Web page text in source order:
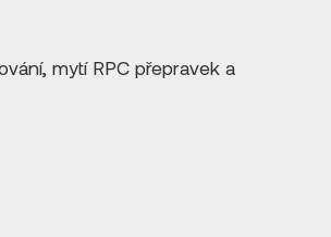
mytí RPC přepravek a